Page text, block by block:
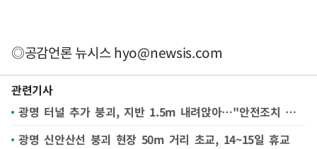
◎공감언론 뉴시스hyo@newsis.com
관련기사
광명 터널 추가 붕괴, 지반 1.5m 내려앉아…"안전조치 후 수색 재개"(종합)
광명 신안산선 붕괴 현장 50m 거리 초교, 14~15일 휴교